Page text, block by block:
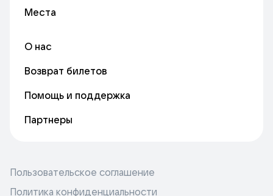
Места
О нас
Возврат билетов
Помощь и поддержка
Партнеры
Пользовательское соглашение
Политика конфиденциальности